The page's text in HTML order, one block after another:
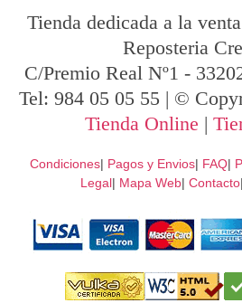
Tienda dedicada a la
Reposteria
C/Premio Real Nº1 -
Tel: 984 05 05 55 | ©
Tienda Online |
Condiciones| Pagos y Envios| FAQ|
Legal| Mapa Web| Contacto|